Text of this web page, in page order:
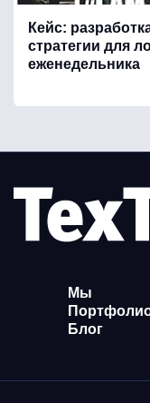
Кейс:
стратегии для
еженедельника
Мы
Блог